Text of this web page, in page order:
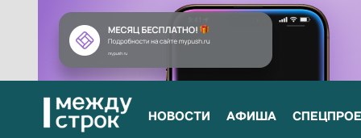
НОВОСТИ АФИША